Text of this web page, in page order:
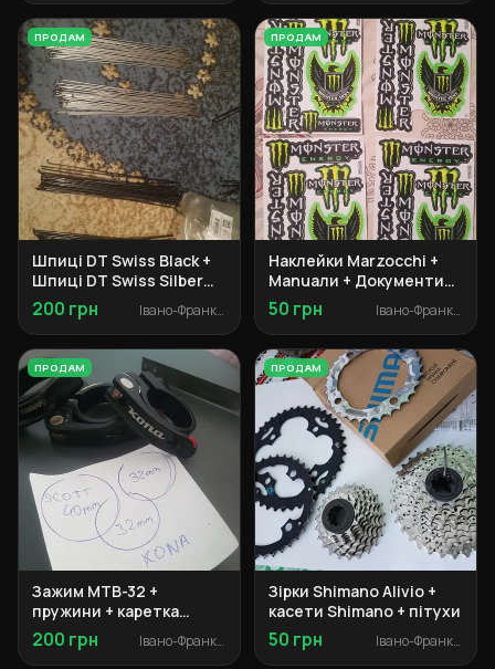
ПРОДАМ
Шпиці DT Swiss Black +
Шпиці DT Swiss Silber
Champion 2.0 + ніпельки
200 грн Івано-Франківськ
ПРОДАМ
Наклейки Marzocchi +
Manuали + Документи
Specialized + Адаптер
Marzocchi + Сальники
Manitou
50 грн Івано-Франківськ
ПРОДАМ
Зажим MTB-32 +
пружини + каретка
картридж
200 грн Івано-Франківськ
ПРОДАМ
Зірки Shimano Alivio +
касети Shimano + пітухи
50 грн Івано-Франківськ